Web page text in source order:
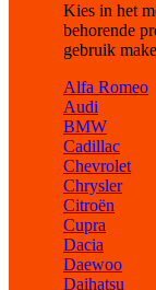
Kies in het
behorende
gebruik
Alfa Romeo
Audi
BMW
Cadillac
Chevrolet
Chrysler
Citroën
Cupra
Dacia
Daewoo
Daihatsu